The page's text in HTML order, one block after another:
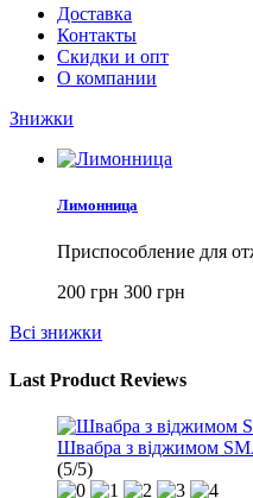
Доставка
Контакты
Скидки и опт
О компании
Знижки
Лимонница
Приспособление для
200 грн 300 грн
Всі знижки
Last Product Reviews
Швабра з віджимом
(5/5)